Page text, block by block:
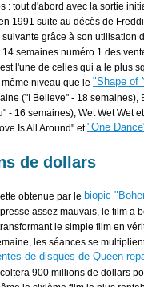
: tout d'abord avec la sortie
1991 suite au décès de
grâce à son utilisation
14 semaines numéro 1 des
l'une de celles qui a le plus
niveau que le "Shape of
("I Believe" - 18 semaines),
- 16 semaines), Wet Wet Wet
Is All Around" et"One
de dollars
obtenue par le biopic
assez mauvais, le film a
le simple film en
les séances se
de disques de Queen
900 millions de dollars